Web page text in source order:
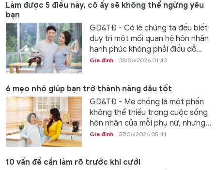
Làm được 5 điều này, cô ấy sẽ không thể ngừng yêu
bạn
GD&TĐ - Có lẽ chúng ta đều biết
duy trì một mối quan hệ hôn nhân
hạnh phúc không phải điều dễ...
Gia đình 08/06/2026 01:43
6 mẹo nhỏ giúp bạn trở thành nàng dâu tốt
GD&TĐ - Mẹ chồng là một phần
không thể thiếu trong cuộc sống
hôn nhân của mỗi phụ nữ, nhưng...
Gia đình 07/06/2026 05:41
10 vấn đề cần làm rõ trước khi cưới